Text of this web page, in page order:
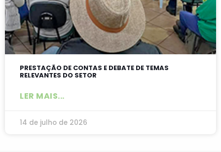
PRESTAÇÃO DE CONTAS E DEBATE DE TEMAS
RELEVANTES DO SETOR
LER MAIS...
14 de julho de 2026